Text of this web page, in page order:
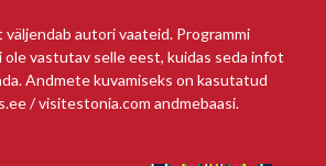
väljendab autori vaateid. Programmi
vastutav selle eest, kuidas seda infot
Andmete kuvamiseks on kasutatud
/ visitestonia.com andmebaasi.